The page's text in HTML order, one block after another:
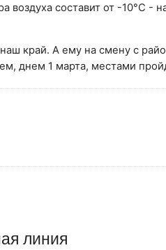
составит от -10°C -
край. А ему на смену с
днем 1 марта, местами
линия